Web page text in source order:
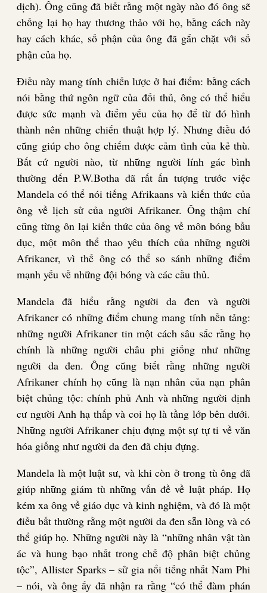
dịch). Ông cũng đã biết rằng một ngày nào đó ông sẽ
chống lại họ hay thương thảo với họ, bằng cách này
hay cách khác, số phận của ông đã gắn chặt với số
phận của họ.
Điều này mang tính chiến lược ở hai điểm: bằng cách
nói bằng thứ ngôn ngữ của đối thủ, ông có thể hiểu
được sức mạnh và điểm yếu của họ để từ đó hình
thành nên những chiến thuật hợp lý. Nhưng điều đó
cũng giúp cho ông chiếm được cảm tình của kẻ thù.
Bất cứ người nào, từ những người lính gác bình
thường đến P.W.Botha đã rất ấn tượng trước việc
Mandela có thể nói tiếng Afrikaans và kiến thức của
ông về lịch sử của người Afrikaner. Ông thậm chí
cũng từng ôn lại kiến thức của ông về môn bóng bầu
dục, một môn thể thao yêu thích của những người
Afrikaner, vì thế ông có thể so sánh những điểm
mạnh yếu về những đội bóng và các cầu thủ.
Mandela đã hiểu rằng người da đen và người
Afrikaner có những điểm chung mang tính nền tảng:
những người Afrikaner tin một cách sâu sắc rằng họ
chính là những người châu phi giống như những
người da đen. Ông cũng biết rằng những người
Afrikaner chính họ cũng là nạn nhân của nạn phân
biệt chủng tộc: chính phủ Anh và những người định
cư người Anh hạ thấp và coi họ là tầng lớp bên dưới.
Những người Afrikaner chịu đựng một sự tự ti về văn
hóa giống như người da đen đã chịu đựng.
Mandela là một luật sư, và khi còn ở trong tù ông đã
giúp những giám tù những vấn đề về luật pháp. Họ
kém xa ông về giáo dục và kinh nghiệm, và đó là một
điều bất thường rằng một người da đen sẵn lòng và có
thể giúp họ. Những người này là “những nhân vật tàn
ác và hung bạo nhất trong chế độ phân biệt chủng
tộc”, Allister Sparks – sử gia nổi tiếng nhất Nam Phi
– nói, và ông ấy đã nhận ra rằng “có thể đàm phán